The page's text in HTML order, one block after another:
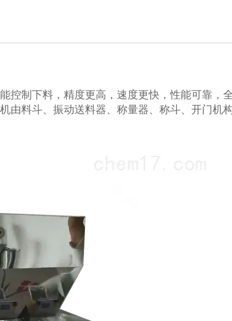
控制下料，精度更高，速度更快，性能可靠，
由料斗、振动送料器、称量器、称斗、开门机构